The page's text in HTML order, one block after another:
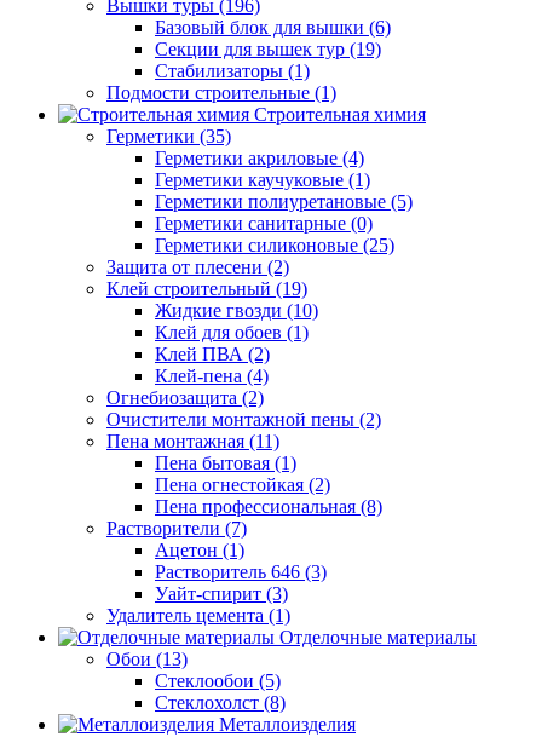
Вышки туры (196)
Базовый блок для вышки (6)
Секции для вышек тур (19)
Стабилизаторы (1)
Подмости строительные (1)
Строительная химия
Герметики (35)
Герметики акриловые (4)
Герметики каучуковые (1)
Герметики полиуретановые (5)
Герметики санитарные (0)
Герметики силиконовые (25)
Защита от плесени (2)
Клей строительный (19)
Жидкие гвозди (10)
Клей для обоев (1)
Клей ПВА (2)
Клей-пена (4)
Огнебиозащита (2)
Очистители монтажной пены (2)
Пена монтажная (11)
Пена бытовая (1)
Пена огнестойкая (2)
Пена профессиональная (8)
Растворители (7)
Ацетон (1)
Растворитель 646 (3)
Уайт-спирит (3)
Удалитель цемента (1)
Отделочные материалы
Обои (13)
Стеклообои (5)
Стеклохолст (8)
Металлоизделия